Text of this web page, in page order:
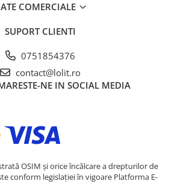
COMERCIALE
SUPORT CLIENTI
0751854376
contact@lolit.ro
NE IN SOCIAL MEDIA
OSIM și orice încălcare a drepturilor de
conform legislației în vigoare Platforma E-